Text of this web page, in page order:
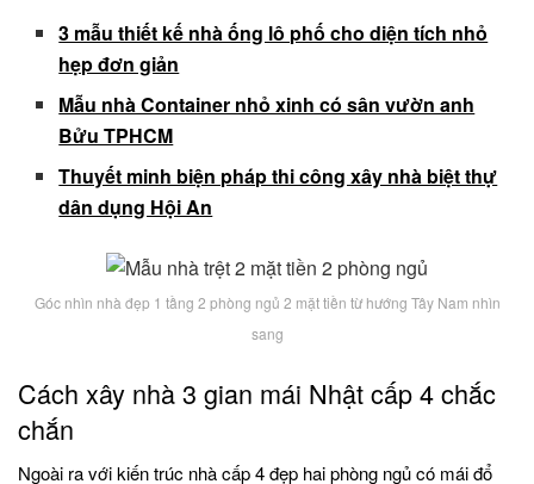
3 mẫu thiết kế nhà ống lô phố cho diện tích nhỏ
hẹp đơn giản
Mẫu nhà Container nhỏ xinh có sân vườn anh
Bửu TPHCM
Thuyết minh biện pháp thi công xây nhà biệt thự
dân dụng Hội An
Góc nhìn nhà đẹp 1 tầng 2 phòng ngủ 2 mặt tiền từ hướng Tây Nam nhìn
sang
Cách xây nhà 3 gian mái Nhật cấp 4 chắc
chắn
Ngoài ra với kiến trúc nhà cấp 4 đẹp hai phòng ngủ có mái đổ